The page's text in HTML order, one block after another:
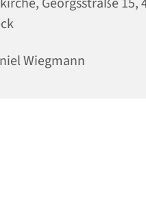
Wiegmann